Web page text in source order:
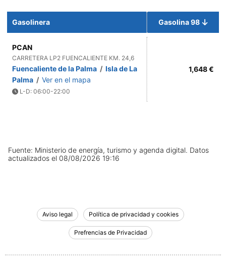
Gasolinera Gasolina 98
PCAN
CARRETERA LP2 FUENCALIENTE KM. 24,6
Fuencaliente de la Palma / Isla de La
Palma / Ver en el mapa
L-D: 06:00-22:00
1,648 €
Fuente: Ministerio de energía, turismo y agenda digital. Datos
actualizados el 08/08/2026 19:16
Aviso legal Política de privacidad y cookies
Prefrencias de Privacidad